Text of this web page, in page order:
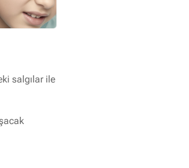
salgılar ile